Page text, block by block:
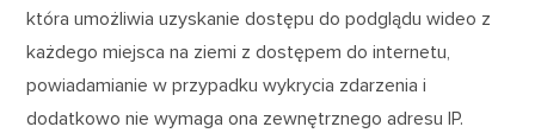
która umożliwia uzyskanie dostępu do podglądu wideo z
każdego miejsca na ziemi z dostępem do internetu,
powiadamianie w przypadku wykrycia zdarzenia i
dodatkowo nie wymaga ona zewnętrznego adresu IP.